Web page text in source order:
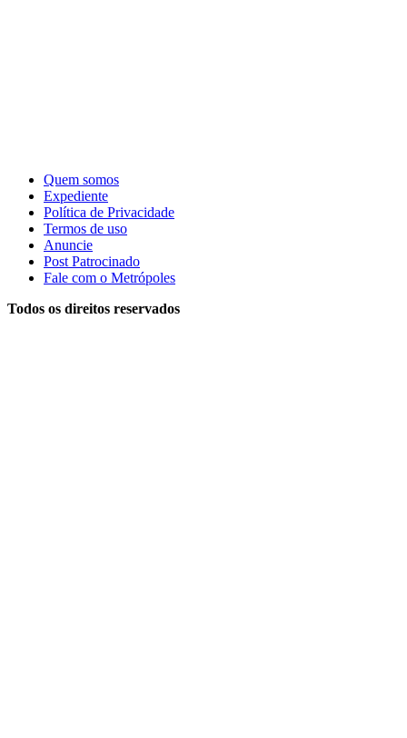
Quem somos
Expediente
Política de Privacidade
Termos de uso
Anuncie
Post Patrocinado
Fale com o Metrópoles
Todos os direitos reservados